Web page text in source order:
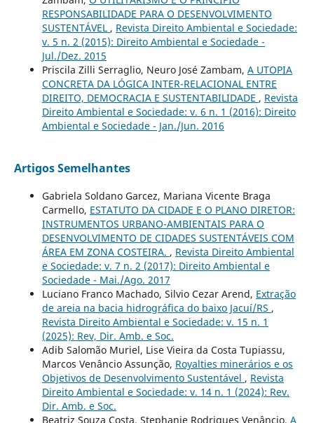
RESPONSABILIDADE PARA O DESENVOLVIMENTO
SUSTENTÁVEL , Revista Direito Ambiental e Sociedade:
v. 5 n. 2 (2015): Direito Ambiental e Sociedade -
Jul./Dez. 2015
Priscila Zilli Serraglio, Neuro José Zambam, A UTOPIA
CONCRETA DA LÓGICA INTER-RELACIONAL ENTRE
DIREITO, DEMOCRACIA E SUSTENTABILIDADE , Revista
Direito Ambiental e Sociedade: v. 6 n. 1 (2016): Direito
Ambiental e Sociedade - Jan./Jun. 2016
Artigos Semelhantes
Gabriela Soldano Garcez, Mariana Vicente Braga
Carmello, ESTATUTO DA CIDADE E O PLANO DIRETOR:
INSTRUMENTOS URBANO-AMBIENTAIS PARA O
DESENVOLVIMENTO DE CIDADES SUSTENTÁVEIS COM
ÁREA EM ZONA COSTEIRA. , Revista Direito Ambiental
e Sociedade: v. 7 n. 2 (2017): Direito Ambiental e
Sociedade - Mai./Ago. 2017
Luciano Franco Machado, Silvio Cezar Arend, Extração
de areia na bacia hidrográfica do baixo Jacuí/RS ,
Revista Direito Ambiental e Sociedade: v. 15 n. 1
(2025): Rev, Dir. Amb. e Soc.
Adib Salomão Muriel, Lise Vieira da Costa Tupiassu,
Marcos Venâncio Assunção, Royalties minerários e os
Objetivos de Desenvolvimento Sustentável , Revista
Direito Ambiental e Sociedade: v. 14 n. 1 (2024): Rev.
Dir. Amb. e Soc.
Beatriz Souza Costa, Stephanie Rodrigues Venâncio, A